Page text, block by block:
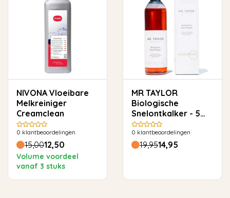
NIVONA Vloeibare
Melkreiniger
Creamclean
0 klantbeoordelingen
15,0012,50
Volume voordeel
vanaf 3 stuks
MR TAYLOR
Biologische
Snelontkalker - 5
keer ontkalken
0 klantbeoordelingen
19,9514,95